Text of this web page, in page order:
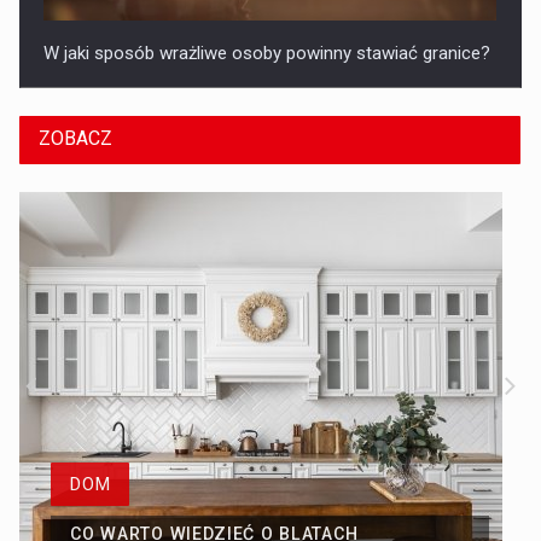
W jaki sposób wrażliwe osoby powinny stawiać granice?
ZOBACZ
DOM
CO WARTO WIEDZIEĆ O BLATACH